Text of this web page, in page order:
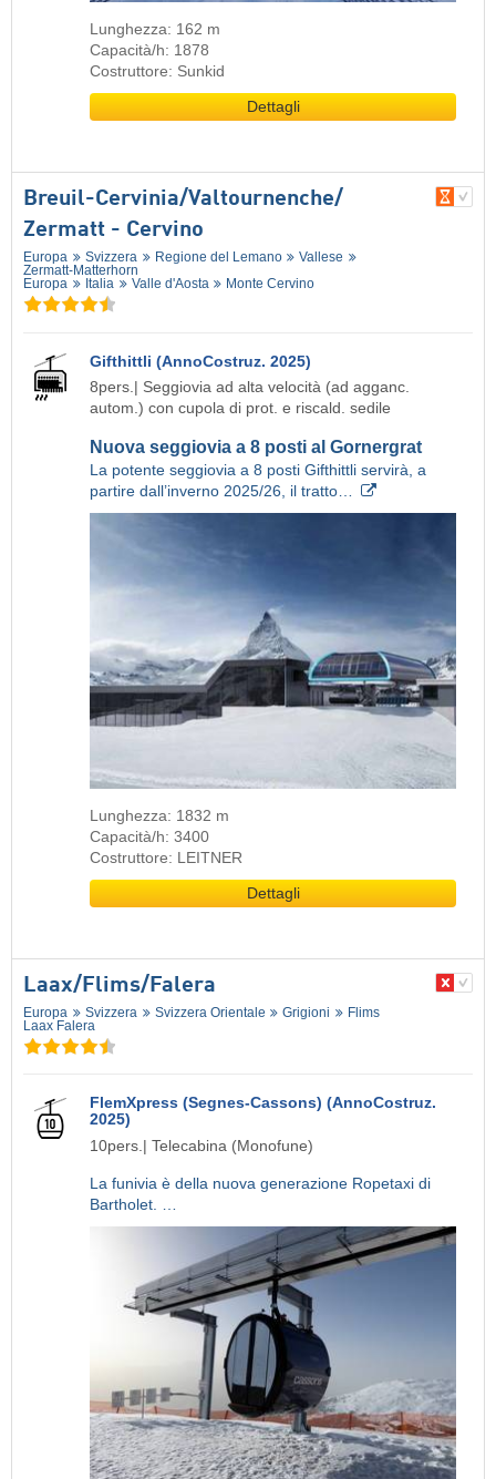
Lunghezza: 162 m
Capacità/h: 1878
Costruttore: Sunkid
Dettagli
Breuil-Cervinia/​Valtournenche/​
Zermatt - Cervino
Europa Svizzera Regione del Lemano
Vallese
Zermatt-Matterhorn
Europa
Italia Valle d'Aosta Monte Cervino
Gifthittli (AnnoCostruz. 2025)
8pers.| Seggiovia ad alta velocità (ad agganc.
autom.) con cupola di prot. e riscald. sedile
Nuova seggiovia a 8 posti al Gornergrat
La potente seggiovia a 8 posti Gifthittli servirà, a
partire dall’inverno 2025/26, il tratto…
Lunghezza: 1832 m
Capacità/h: 3400
Costruttore: LEITNER
Dettagli
Laax/​Flims/​Falera
Europa Svizzera Svizzera Orientale Grigioni
Flims
Laax Falera
FlemXpress (Segnes-Cassons) (AnnoCostruz.
2025)
10pers.| Telecabina (Monofune)
La funivia è della nuova generazione Ropetaxi di
Bartholet. …